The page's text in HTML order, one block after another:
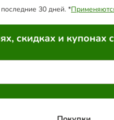
30 дней. *
скидках и